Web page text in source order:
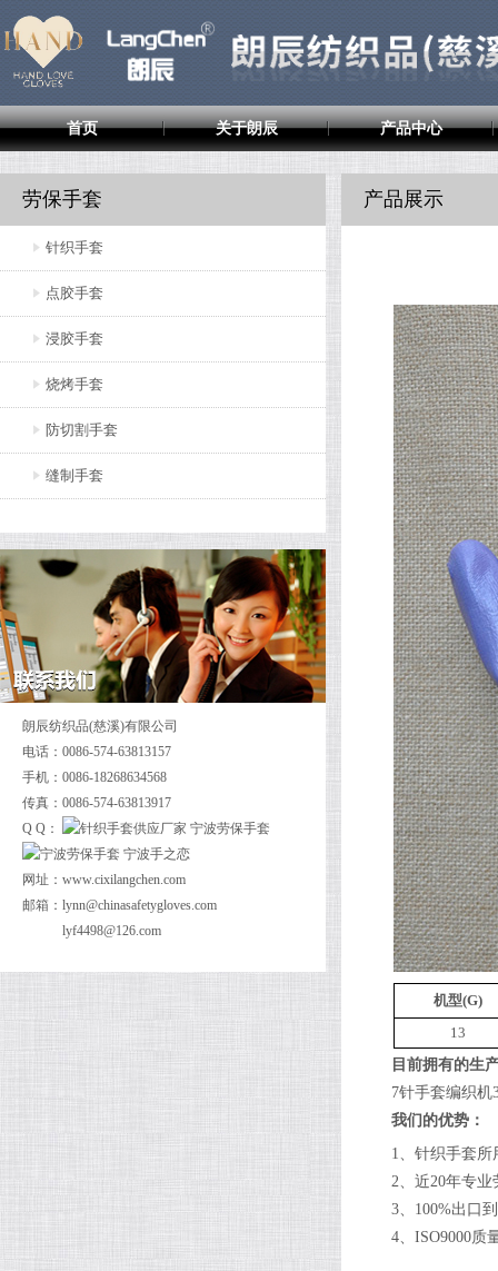
首页 关于朗辰 产品中心
劳保手套
针织手套
点胶手套
浸胶手套
烧烤手套
防切割手套
缝制手套
朗辰纺织品(慈溪)有限公司
电话：0086-574-63813157
手机：0086-18268634568
传真：0086-574-63813917
Q Q：
网址： www.cixilangchen.com
邮箱： lynn@chinasafetygloves.com
lyf4498@126.com
产品展示
机型(G)
13
目前拥有的生
7针手套编织机
我们的优势：
1、针织手套
2、近20年专
3、100%出口
4、ISO9000质